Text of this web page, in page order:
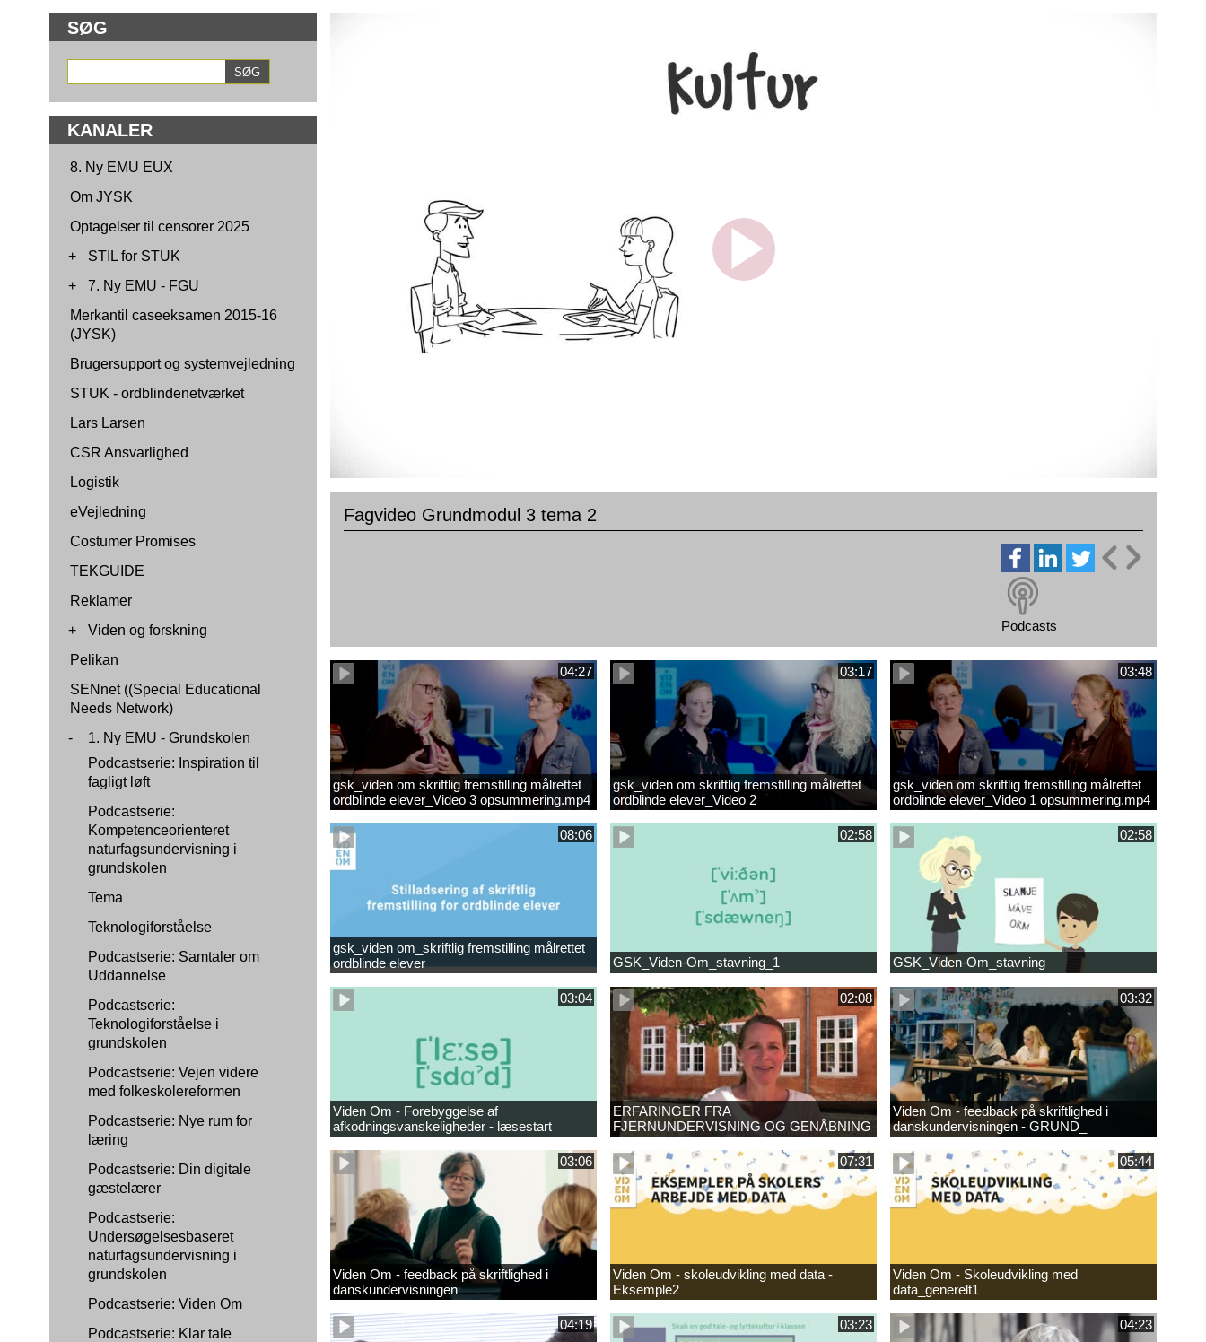
SØG
KANALER
8. Ny EMU EUX
Om JYSK
Optagelser til censorer 2025
+
STIL for STUK
+
7. Ny EMU - FGU
Merkantil caseeksamen 2015-16
(JYSK)
Brugersupport og systemvejledning
STUK - ordblindenetværket
Lars Larsen
CSR Ansvarlighed
Logistik
eVejledning
Costumer Promises
TEKGUIDE
Reklamer
+
Viden og forskning
Pelikan
SENnet ((Special Educational
Needs Network)
-
1. Ny EMU - Grundskolen
Podcastserie: Inspiration til
fagligt løft
Podcastserie:
Kompetenceorienteret
naturfagsundervisning i
grundskolen
Tema
Teknologiforståelse
Podcastserie: Samtaler om
Uddannelse
Podcastserie:
Teknologiforståelse i
grundskolen
Podcastserie: Vejen videre
med folkeskolereformen
Podcastserie: Nye rum for
læring
Podcastserie: Din digitale
gæstelærer
Podcastserie:
Undersøgelsesbaseret
naturfagsundervisning i
grundskolen
Podcastserie: Viden Om
Podcastserie: Klar tale
Fagvideo Grundmodul 3 tema 2
Podcasts
04:27
gsk_viden om skriftlig fremstilling målrettet
ordblinde elever_Video 3 opsummering.mp4
03:17
gsk_viden om skriftlig fremstilling målrettet
ordblinde elever_Video 2
opsummering_Klip2.mp4
03:48
gsk_viden om skriftlig fremstilling målrettet
ordblinde elever_Video 1 opsummering.mp4
08:06
gsk_viden om_skriftlig fremstilling målrettet
ordblinde elever
02:58
GSK_Viden-Om_stavning_1
02:58
GSK_Viden-Om_stavning
03:04
Viden Om - Forebyggelse af
afkodningsvanskeligheder - læsestart
02:08
ERFARINGER FRA
FJERNUNDERVISNING OG GENÅBNING
03:32
Viden Om - feedback på skriftlighed i
danskundervisningen - GRUND_
03:06
Viden Om - feedback på skriftlighed i
danskundervisningen
07:31
Viden Om - skoleudvikling med data -
Eksemple2
05:44
Viden Om - Skoleudvikling med
data_generelt1
04:19 03:23 04:23